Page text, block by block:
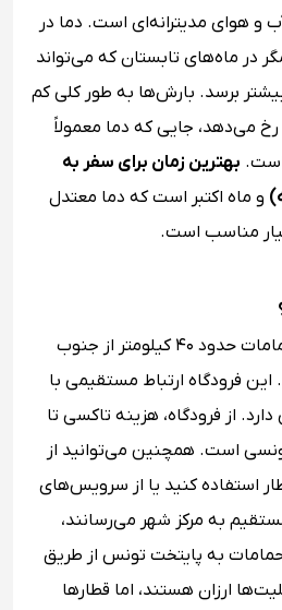
و هوای مدیترانه‌ای است. دما در
در ماه‌های تابستان که می‌تواند
و بیشتر برسد. بارش‌ها به طور کلی کم
می‌دهد، جایی که دما معمولاً
بهترین زمان برای سفر به
و ماه اکتبر است که دما معتدل
مناسب است.
نزدیک‌ترین فرودگاه به حمامات حدود ۴۰ کیلومتر از جنوب
فرودگاه ارتباط مستقیمی با
از فرودگاه، هزینه تاکسی تا
۷۰ دینار تونسی است. همچنین می‌توانید از
استفاده کنید یا از سرویس‌های
به مرکز شهر می‌رسانند،
به پایتخت تونس از طریق
ارزان هستند، اما قطارها